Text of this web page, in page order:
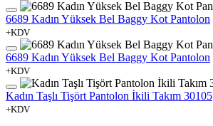
6689 Kadın Yüksek Bel Baggy Kot Pantolon
+KDV
6689 Kadın Yüksek Bel Baggy Kot Pantolon
+KDV
Kadın Taşlı Tişört Pantolon İkili Takım 30105
+KDV